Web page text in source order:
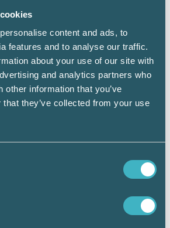
content and ads, to
features and to analyse our traffic.
about your use of our site with
and analytics partners who
other information that you’ve
they’ve collected from your use